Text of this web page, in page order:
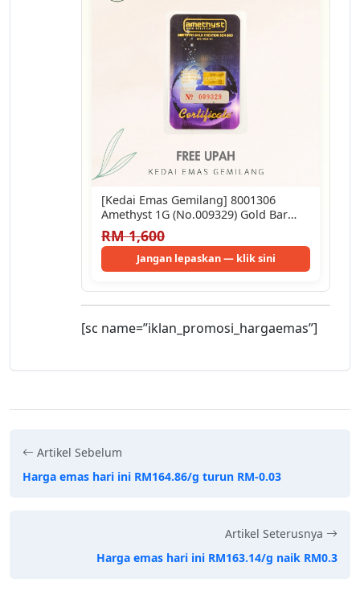
[Kedai Emas Gemilang] 8001306
Amethyst 1G (No.009329) Gold Bar
(1.7Cm) (1G) [999…
RM 1,600
Jangan lepaskan — klik sini
[sc name=”iklan_promosi_hargaemas”]
Artikel Sebelum
Harga emas hari ini RM164.86/g turun RM-0.03
Artikel Seterusnya
Harga emas hari ini RM163.14/g naik RM0.3